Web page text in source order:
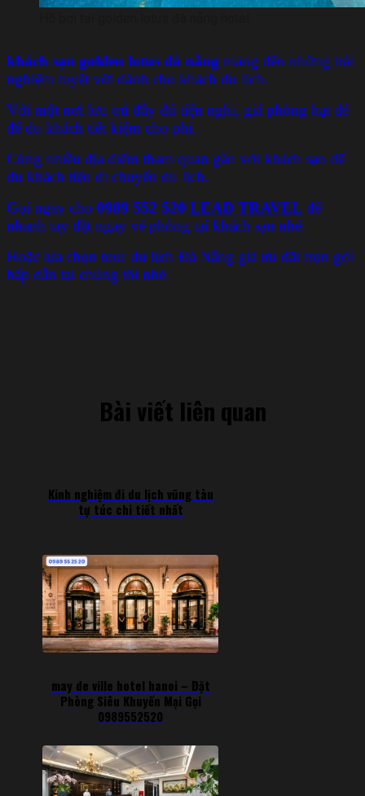
khách sạn golden lotus đà nẵng mang đến những trải
nghiệm tuyệt vời dành cho khách du lịch.
Với một nơi lưu trú đầy đủ tiện nghi, giá phòng hạt dẻ
để du khách tiết kiệm cho phí.
Cùng nhiều địa điểm tham quan gần với khách sạn để
du khách tiện di chuyển du lịch.
Gọi ngay cho 0989 552 520 LEAD TRAVEL để
nhanh tay đặt ngay vé phòng tại khách sạn nhé.
Hoặc lựa chọn tour du lịch Đà Nẵng giá ưu đãi trọn gói
hấp dẫn tại chúng tôi nhé.
Bài viết liên quan
Kinh nghiệm đi du lịch vũng tàu
tự túc chi tiết nhất
may de ville hotel hanoi – Đặt
Phòng Siêu Khuyến Mại Gọi
0989552520